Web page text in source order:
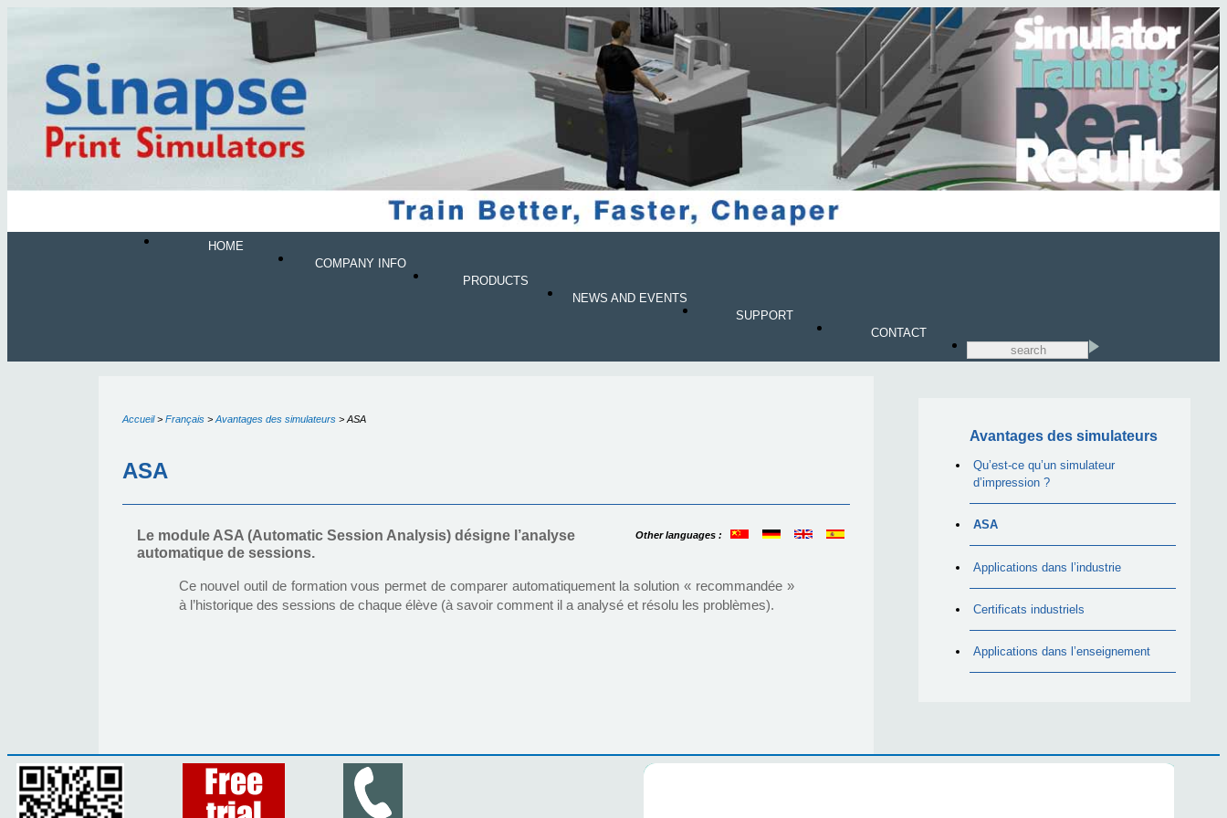
HOME
COMPANY INFO
PRODUCTS
NEWS AND EVENTS
SUPPORT
CONTACT
Accueil>Français >Avantages des simulateurs >ASA
ASA
Other languages :
Le module ASA (Automatic Session Analysis) désigne l’analyse
automatique de sessions.
Ce nouvel outil de formation vous permet de comparer automatiquement la solution « recommandée »
à l’historique des sessions de chaque élève (à savoir comment il a analysé et résolu les problèmes).
Avantages des simulateurs
Qu’est-ce qu’un simulateur
d’impression ?
ASA
Applications dans l’industrie
Certificats industriels
Applications dans l’enseignement